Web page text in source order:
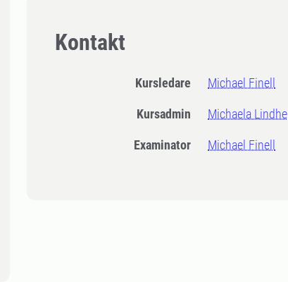
Kontakt
Kursledare Michael Finell
Kursadmin Michaela Lindhe
Examinator Michael Finell